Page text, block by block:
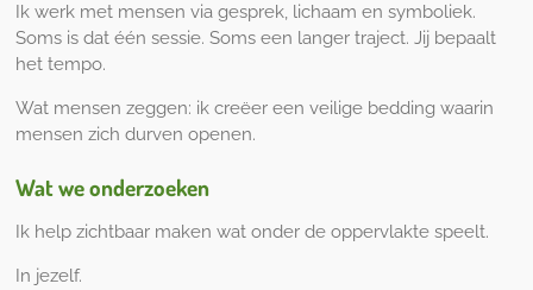
Ik werk met mensen via gesprek, lichaam en symboliek.
Soms is dat één sessie. Soms een langer traject. Jij bepaalt
het tempo.
Wat mensen zeggen: ik creëer een veilige bedding waarin
mensen zich durven openen.
Wat we onderzoeken
Ik help zichtbaar maken wat onder de oppervlakte speelt.
In jezelf.